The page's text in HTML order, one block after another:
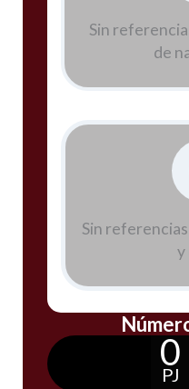
Sin
de
Sin
y
0
PJ